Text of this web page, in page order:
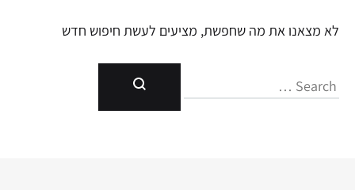
לא מצאנו את מה שחפשת, מציעים לעשת חיפוש חדש